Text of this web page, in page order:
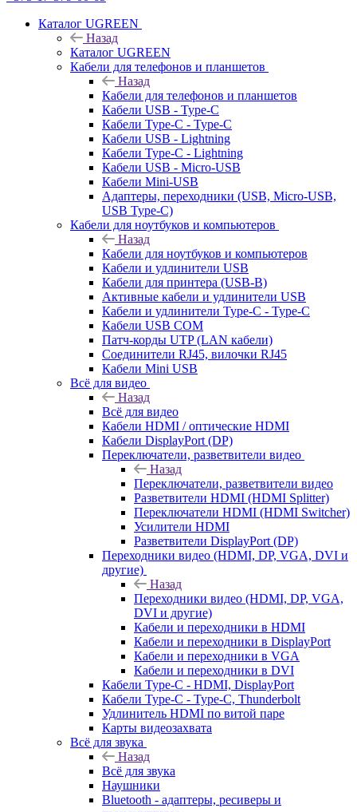
Каталог UGREEN
Назад
Каталог UGREEN
Кабели для телефонов и планшетов
Назад
Кабели для телефонов и планшетов
Кабели USB - Type-C
Кабели Type-C - Type-C
Кабели USB - Lightning
Кабели Type-C - Lightning
Кабели USB - Micro-USB
Кабели Mini-USB
Адаптеры, переходники (USB, Micro-USB,
USB Type-C)
Кабели для ноутбуков и компьютеров
Назад
Кабели для ноутбуков и компьютеров
Кабели и удлинители USB
Кабели для принтера (USB-B)
Активные кабели и удлинители USB
Кабели и удлинители Type-C - Type-C
Кабели USB COM
Патч-корды UTP (LAN кабели)
Соединители RJ45, вилочки RJ45
Кабели Mini USB
Всё для видео
Назад
Всё для видео
Кабели HDMI / оптические HDMI
Кабели DisplayPort (DP)
Переключатели, разветвители видео
Назад
Переключатели, разветвители видео
Разветвители HDMI (HDMI Splitter)
Переключатели HDMI (HDMI Switcher)
Усилители HDMI
Разветвители DisplayPort (DP)
Переходники видео (HDMI, DP, VGA, DVI и
другие)
Назад
Переходники видео (HDMI, DP, VGA,
DVI и другие)
Кабели и переходники в HDMI
Кабели и переходники в DisplayPort
Кабели и переходники в VGA
Кабели и переходники в DVI
Кабели Type-C - HDMI, DisplayPort
Кабели Type-C - Type-C, Thunderbolt
Удлинитель HDMI по витой паре
Карты видеозахвата
Всё для звука
Назад
Всё для звука
Наушники
Bluetooth - адаптеры, ресиверы и